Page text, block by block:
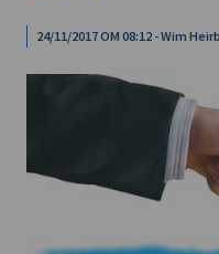
24/11/2017 OM 08:12 - Wim